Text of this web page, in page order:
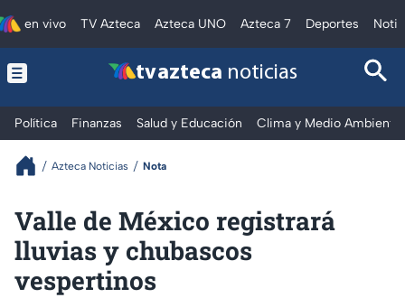
en vivo TV Azteca Azteca UNO Azteca 7 Deportes
tv azteca noticias
Política Finanzas Salud y Educación Clima y Medio Ambiente
Azteca Noticias Nota
Valle de México registrará
lluvias y chubascos
vespertinos